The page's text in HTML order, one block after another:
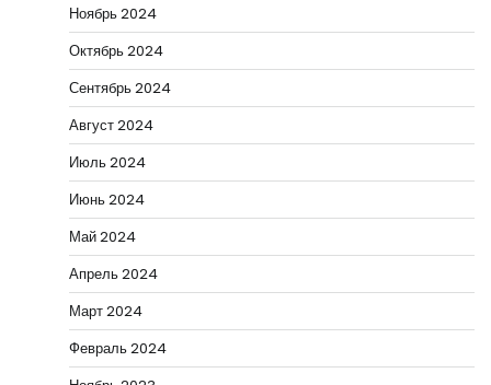
Ноябрь 2024
Октябрь 2024
Сентябрь 2024
Август 2024
Июль 2024
Июнь 2024
Май 2024
Апрель 2024
Март 2024
Февраль 2024